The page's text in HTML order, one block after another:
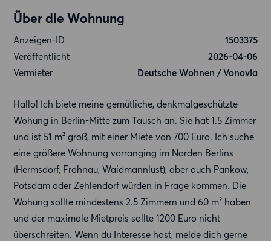
Über die Wohnung
Anzeigen-ID
1503375
Veröffentlicht
2026-04-06
Vermieter
Deutsche Wohnen / Vonovia
Hallo! Ich biete meine gemütliche, denkmalgeschützte
Wohung in Berlin-Mitte zum Tausch an. Sie hat 1.5 Zimmer
und ist 51 m² groß, mit einer Miete von 700 Euro. Ich suche
eine größere Wohnung vorranging im Norden Berlins
(Hermsdorf, Frohnau, Waidmannlust), aber auch Pankow,
Potsdam oder Zehlendorf würden in Frage kommen. Die
Wohung sollte mindestens 2.5 Zimmern und 60 m² haben
und der maximale Mietpreis sollte 1200 Euro nicht
überschreiten. Wenn du Interesse hast, melde dich gerne